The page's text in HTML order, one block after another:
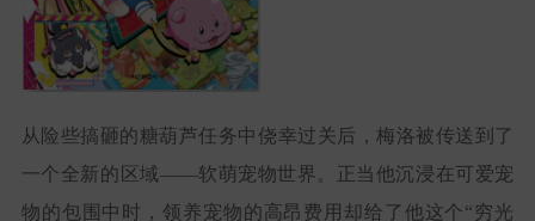
从险些搞砸的糖葫芦任务中侥幸过关后，梅洛被传送到了
一个全新的区域——软萌宠物世界。正当他沉浸在可爱宠
物的包围中时，领养宠物的高昂费用却给了他这个“穷光